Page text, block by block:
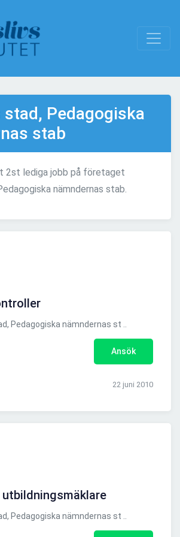
Pedagogiska
stab
2st lediga jobb på företaget
nämndernas stab.
Pedagogiska nämndernas st ..
Ansök
22 juni 2010
utbildningsmäklare
Pedagogiska nämndernas st ..